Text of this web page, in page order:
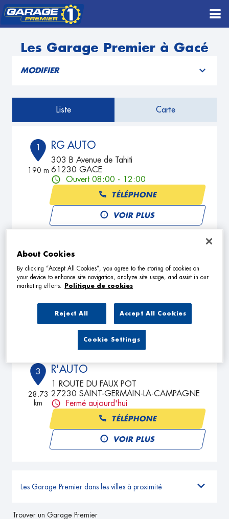
Les Garage Premier à Gacé
MODIFIER
Liste Carte
1
190 m
RG AUTO
303 B Avenue de Tahiti
61230 GACE
Ouvert 08:00 - 12:00
TÉLÉPHONE
VOIR PLUS
17.21
km
MECA PASSION 61
7 Route Des Coteaux
61120 CROUTTES
Fermé aujourd'hui
TÉLÉPHONE
3
28.73
km
R'AUTO
1 ROUTE DU FAUX POT
27230 SAINT-GERMAIN-LA-CAMPAGNE
Fermé aujourd'hui
TÉLÉPHONE
VOIR PLUS
Les Garage Premier dans les villes à proximité
Trouver un Garage Premier
About Cookies
By clicking “Accept All Cookies”, you agree to the storing of cookies on
your device to enhance site navigation, analyze site usage, and assist in our
marketing efforts.
Politique de cookies
Reject All Accept All Cookies
Cookie Settings